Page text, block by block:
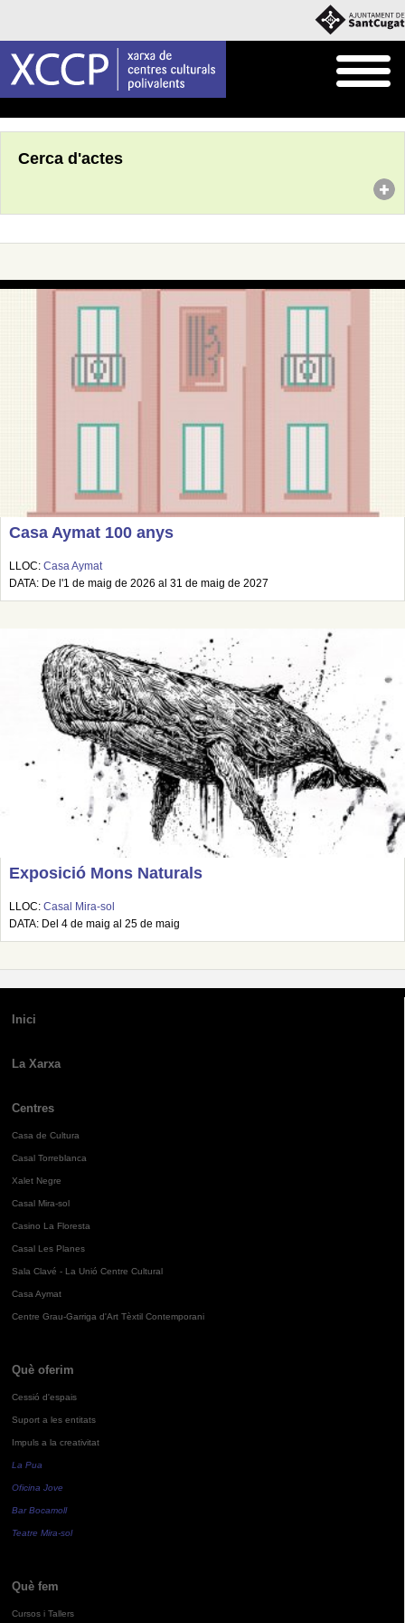
Cerca d'actes
Casa Aymat 100 anys
LLOC: Casa Aymat
DATA: De l'1 de maig de 2026 al 31 de maig de 2027
Exposició Mons Naturals
LLOC: Casal Mira-sol
DATA: Del 4 de maig al 25 de maig
Inici
La Xarxa
Centres
Casa de Cultura
Casal Torreblanca
Xalet Negre
Casal Mira-sol
Casino La Floresta
Casal Les Planes
Sala Clavé - La Unió Centre Cultural
Casa Aymat
Centre Grau-Garriga d'Art Tèxtil Contemporani
Què oferim
Cessió d'espais
Suport a les entitats
Impuls a la creativitat
La Pua
Oficina Jove
Bar Bocamoll
Teatre Mira-sol
Què fem
Cursos i Tallers